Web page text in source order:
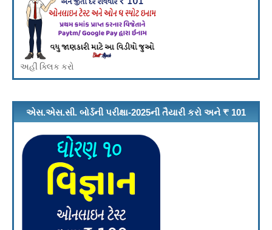
અહીં ક્લિક કરો
એસ.એસ.સી. બોર્ડની પરીક્ષા-2025ની તૈયારી કરો અને ₹ 101